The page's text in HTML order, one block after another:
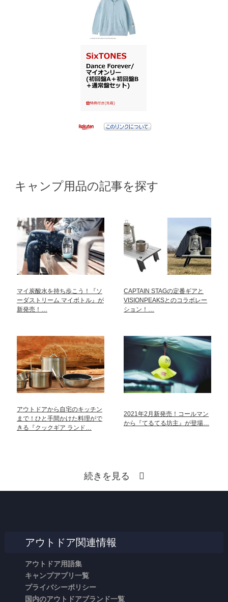
キャンプ用品の記事を探す
マイ炭酸水を持ち歩こう！『ソ
ーダストリーム マイボトル』が
新発売！…
CAPTAIN STAGの定番ギアと
VISIONPEAKSとのコラボレー
ション！…
アウトドアから自宅のキッチン
まで！ひと手間かけた料理がで
きる『クックギア ランド…
2021年2月新発売！コールマン
から『てるてる坊主』が登場…
続きを見る
アウトドア関連情報
アウトドア用語集
キャンプアプリ一覧
プライバシーポリシー
国内のアウトドアブランド一覧